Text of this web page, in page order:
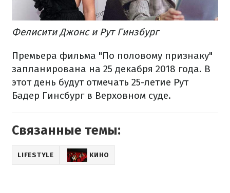
Фелисити Джонс и Рут Гинзбург
Премьера фильма "По половому признаку"
запланирована на 25 декабря 2018 года. В
этот день будут отмечать 25-летие Рут
Бадер Гинсбург в Верховном суде.
Связанные темы:
LIFESTYLE КИНО